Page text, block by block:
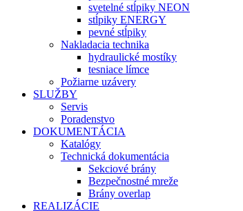
svetelné stĺpiky NEON
stĺpiky ENERGY
pevné stĺpiky
Nakladacia technika
hydraulické mostíky
tesniace límce
Požiarne uzávery
SLUŽBY
Servis
Poradenstvo
DOKUMENTÁCIA
Katalógy
Technická dokumentácia
Sekciové brány
Bezpečnostné mreže
Brány overlap
REALIZÁCIE